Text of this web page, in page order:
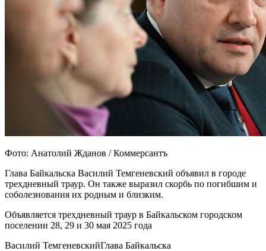
Фото: Анатолий Жданов / Коммерсантъ
Глава Байкальска Василий Темгеневский объявил в городе
трехдневный траур. Он также выразил скорбь по погибшим и
соболезнования их родным и близким.
Объявляется трехдневный траур в Байкальском городском
поселении 28, 29 и 30 мая 2025 года
Василий ТемгеневскийГлава Байкальска